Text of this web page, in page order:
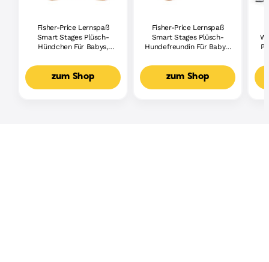
Fisher-Price Lernspaß
Smart Stages Plüsch-
Hündchen Für Babys,
Lernspielzeug,
Mehrsprachige Version
zum Shop
Fisher-Price Lernspaß
Smart Stages Plüsch-
Hundefreundin Für Babys,
Lernspielzeug,
Mehrsprachige Version
zum Shop